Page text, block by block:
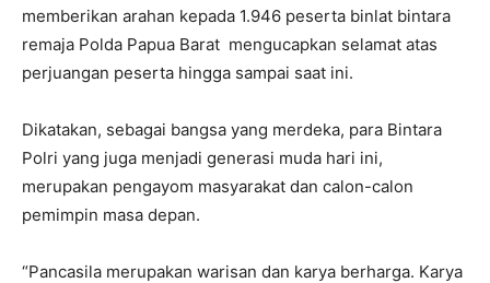
memberikan arahan kepada 1.946 peserta binlat bintara
remaja Polda Papua Barat mengucapkan selamat atas
perjuangan peserta hingga sampai saat ini.
Dikatakan, sebagai bangsa yang merdeka, para Bintara
Polri yang juga menjadi generasi muda hari ini,
merupakan pengayom masyarakat dan calon-calon
pemimpin masa depan.
“Pancasila merupakan warisan dan karya berharga. Karya